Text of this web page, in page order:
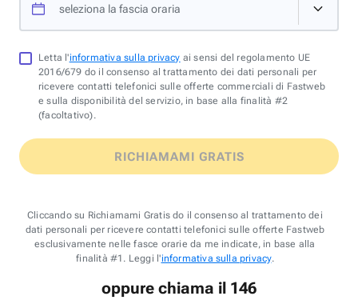
seleziona la fascia oraria
Letta l'informativa sulla privacy ai sensi del regolamento UE
2016/679 do il consenso al trattamento dei dati personali per
ricevere contatti telefonici sulle offerte commerciali di Fastweb
e sulla disponibilità del servizio, in base alla finalità #2
(facoltativo).
RICHIAMAMI GRATIS
Cliccando su Richiamami Gratis do il consenso al trattamento dei
dati personali per ricevere contatti telefonici sulle offerte Fastweb
esclusivamente nelle fasce orarie da me indicate, in base alla
finalità #1. Leggi l'informativa sulla privacy.
oppure chiama il 146